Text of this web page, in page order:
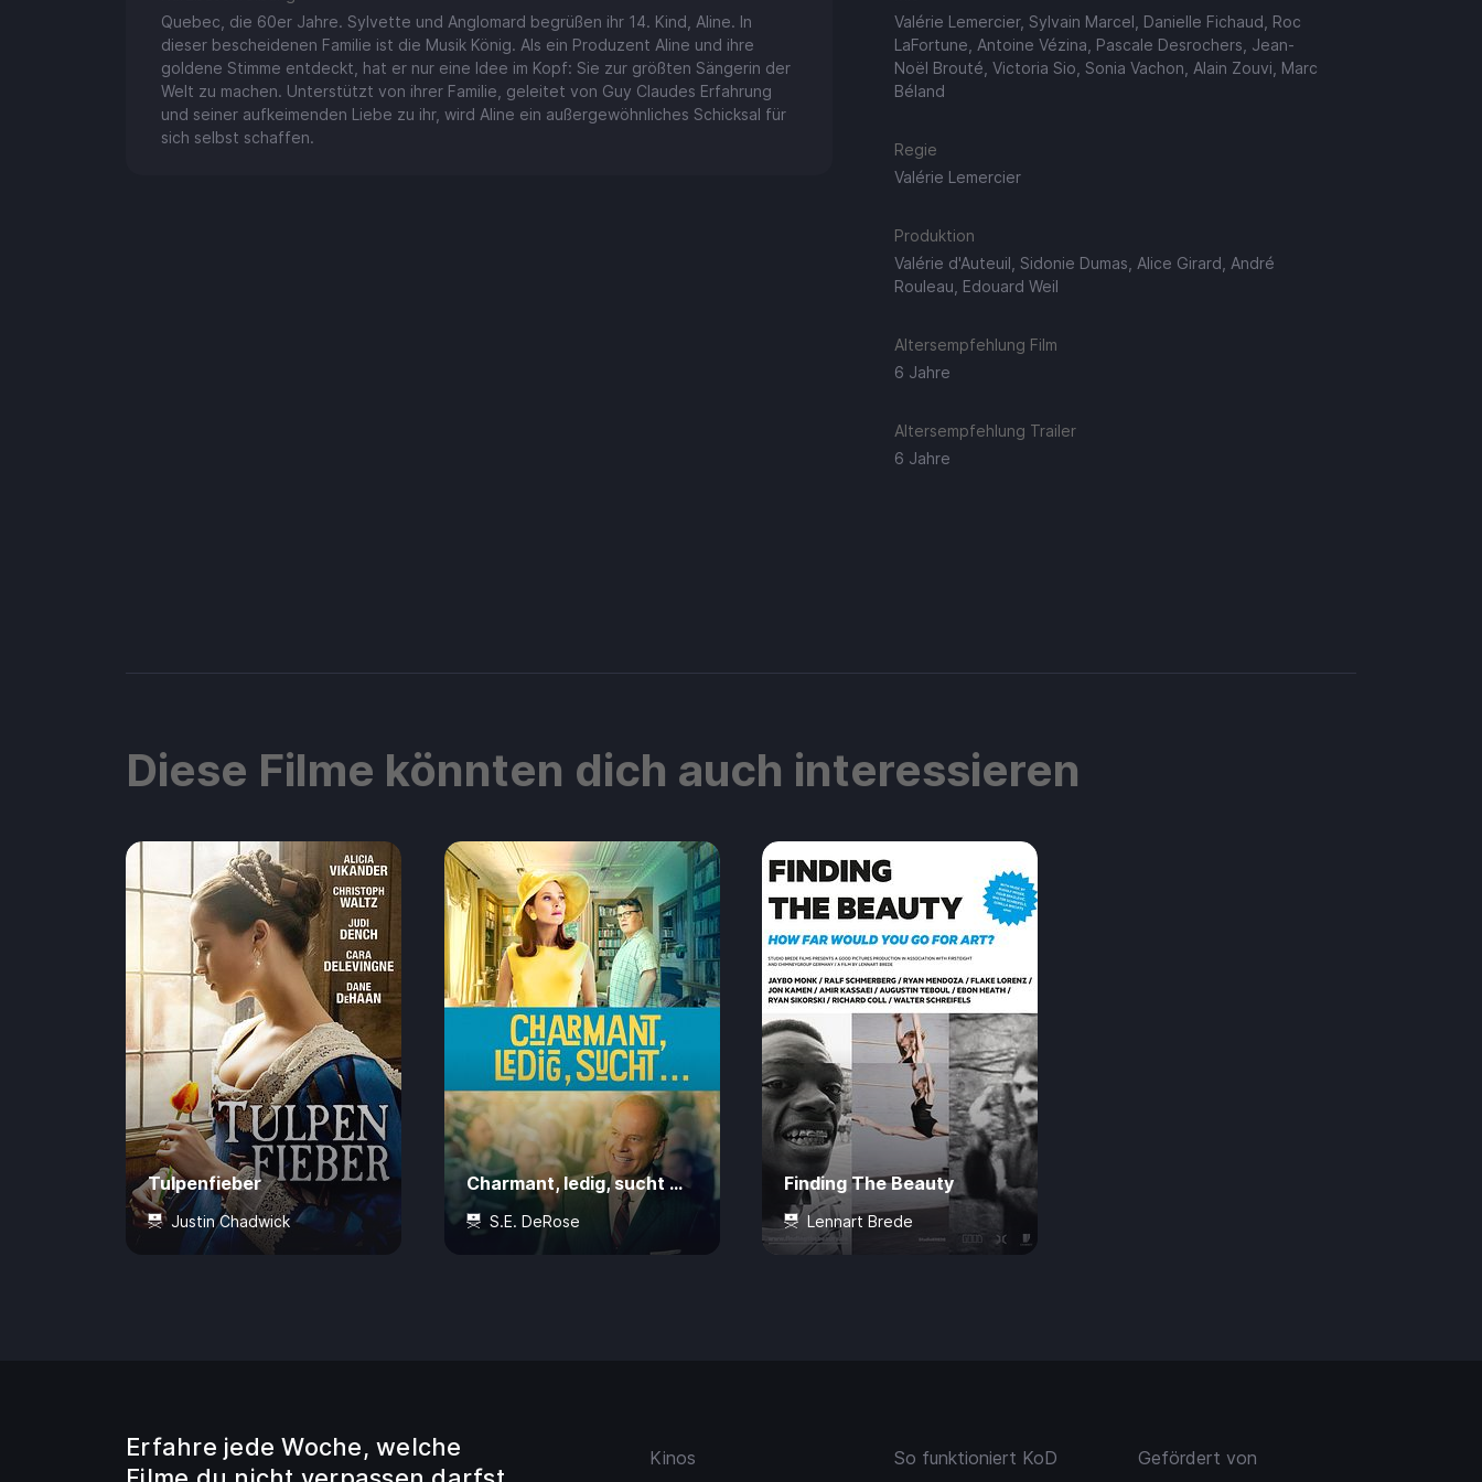
Quebec, die 60er Jahre. Sylvette und Anglomard begrüßen ihr 14. Kind, Aline. In
dieser bescheidenen Familie ist die Musik König. Als ein Produzent Aline und ihre
goldene Stimme entdeckt, hat er nur eine Idee im Kopf: Sie zur größten Sängerin der
Welt zu machen. Unterstützt von ihrer Familie, geleitet von Guy Claudes Erfahrung
und seiner aufkeimenden Liebe zu ihr, wird Aline ein außergewöhnliches Schicksal für
sich selbst schaffen.
Valérie Lemercier, Sylvain Marcel, Danielle Fichaud, Roc
LaFortune, Antoine Vézina, Pascale Desrochers, Jean-
Noël Brouté, Victoria Sio, Sonia Vachon, Alain Zouvi, Marc
Béland
Regie
Valérie Lemercier
Produktion
Valérie d'Auteuil, Sidonie Dumas, Alice Girard, André
Rouleau, Edouard Weil
Altersempfehlung Film
6 Jahre
Altersempfehlung Trailer
6 Jahre
Diese Filme könnten dich auch interessieren
Tulpenfieber
Justin Chadwick
Charmant, ledig, sucht …
S.E. DeRose
Finding The Beauty
Lennart Brede
Erfahre jede Woche, welche
Kinos So funktioniert KoD Gefördert von